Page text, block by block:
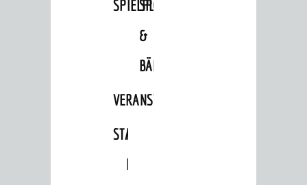
SPIELPLÄTZE
SPORTSTÄTTEN
&
BÄDER
VERANSTALTUNGSRÄUME
STADTHALLE
ROLF-
ENGELBRECHT-
BERATUNG & ANGEBOTE